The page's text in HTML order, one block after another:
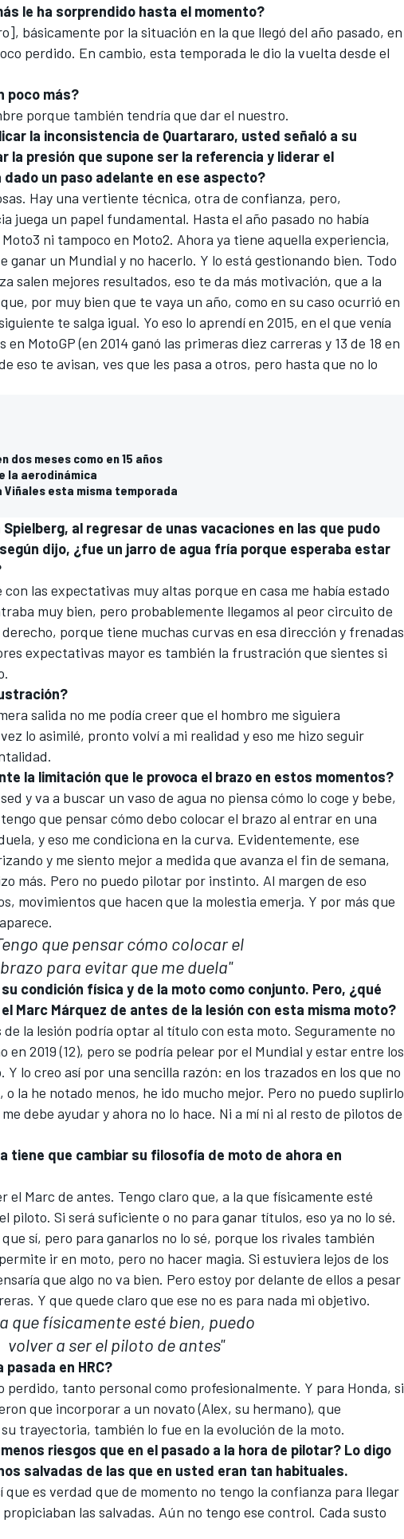
le ha sorprendido hasta el momento?
, básicamente por la situación en la que llegó del año pasado, en
perdido. En cambio, esta temporada le dio la vuelta desde el
poco más?
porque también tendría que dar el nuestro.
la inconsistencia de Quartararo, usted señaló a su
la presión que supone ser la referencia y liderar el
dado un paso adelante en ese aspecto?
Hay una vertiente técnica, otra de confianza, pero,
juega un papel fundamental. Hasta el año pasado no había
Moto3 ni tampoco en Moto2. Ahora ya tiene aquella experiencia,
ganar un Mundial y no hacerlo. Y lo está gestionando bien. Todo
salen mejores resultados, eso te da más motivación, que a la
por muy bien que te vaya un año, como en su caso ocurrió en
te salga igual. Yo eso lo aprendí en 2015, en el que venía
en MotoGP(en 2014 ganó las primeras diez carreras y 13 de 18 en
eso te avisan, ves que les pasa a otros, pero hasta que no lo
dos meses como en 15 años
la aerodinámica
esta misma temporada
Spielberg, al regresar de unas vacaciones en las que pudo
dijo, ¿fue un jarro de agua fría porque esperaba estar
con las expectativas muy altas porque en casa me había estado
muy bien, pero probablemente llegamos al peor circuito de
porque tiene muchas curvas en esa dirección y frenadas
expectativas mayor es también la frustración que sientes si
salida no me podía creer que el hombro me siguiera
lo asimilé, pronto volví a mi realidad y eso me hizo seguir
la limitación que le provoca el brazo en estos momentos?
y va a buscar un vaso de agua no piensa cómo lo coge y bebe,
que pensar cómo debo colocar el brazo al entrar en una
y eso me condiciona en la curva. Evidentemente, ese
y me siento mejor a medida que avanza el fin de semana,
más. Pero no puedo pilotar por instinto. Al margen de eso
movimientos que hacen que la molestia emerja. Y por más que
que pensar cómo colocar el
brazo para evitar que me duela"
condición física y de la moto como conjunto. Pero, ¿qué
Marc Márquez de antes de la lesión con esta misma moto?
de la lesión podría optar al título con esta moto. Seguramente no
en 2019 (12), pero se podría pelear por el Mundial y estar entre los
Y lo creo así por una sencilla razón: en los trazados en los que no
la he notado menos, he ido mucho mejor. Pero no puedo suplirlo
debe ayudar y ahora no lo hace. Ni a mí ni al resto de pilotos de
tiene que cambiar su filosofía de moto de ahora en
el Marc de antes. Tengo claro que, a la que físicamente esté
piloto. Si será suficiente o no para ganar títulos, eso ya no lo sé.
sí, pero para ganarlos no lo sé, porque los rivales también
ir en moto, pero no hacer magia. Si estuviera lejos de los
que algo no va bien. Pero estoy por delante de ellos a pesar
Y que quede claro que ese no es para nada mi objetivo.
que físicamente esté bien, puedo
volver a ser el piloto de antes"
en HRC?
perdido, tanto personal como profesionalmente. Y para Honda, si
que incorporar a un novato (Alex, su hermano), que
trayectoria, también lo fue en la evolución de la moto.
riesgos que en el pasado a la hora de pilotar? Lo digo
salvadas de las que en usted eran tan habituales.
que es verdad que de momento no tengo la confianza para llegar
las salvadas. Aún no tengo ese control. Cada susto